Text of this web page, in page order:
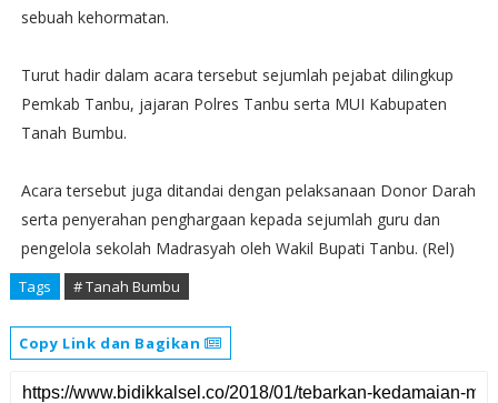
sebuah kehormatan.
Turut hadir dalam acara tersebut sejumlah pejabat dilingkup
Pemkab Tanbu, jajaran Polres Tanbu serta MUI Kabupaten
Tanah Bumbu.
Acara tersebut juga ditandai dengan pelaksanaan Donor Darah
serta penyerahan penghargaan kepada sejumlah guru dan
pengelola sekolah Madrasyah oleh Wakil Bupati Tanbu. (Rel)
Tags # Tanah Bumbu
Copy Link dan Bagikan